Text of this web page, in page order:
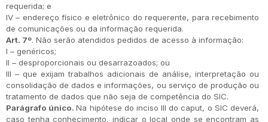
requerida; e
IV – endereço físico e eletrônico do requerente, para recebimento
de comunicações ou da informação requerida.
Art. 7º. Não serão atendidos pedidos de acesso à informação:
I – genéricos;
II – desproporcionais ou desarrazoados; ou
III – que exijam trabalhos adicionais de análise, interpretação ou
consolidação de dados e informações, ou serviço de produção ou
tratamento de dados que não seja de competência do SIC.
Parágrafo único.Na hipótese do inciso III do caput, o SIC deverá,
caso tenha conhecimento, indicar o local onde se encontram as